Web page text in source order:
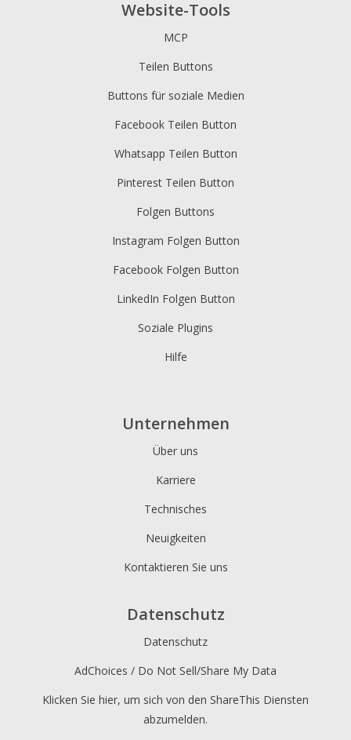
Website-Tools
MCP
Teilen Buttons
Buttons für soziale Medien
Facebook Teilen Button
Whatsapp Teilen Button
Pinterest Teilen Button
Folgen Buttons
Instagram Folgen Button
Facebook Folgen Button
LinkedIn Folgen Button
Soziale Plugins
Hilfe
Unternehmen
Über uns
Karriere
Technisches
Neuigkeiten
Kontaktieren Sie uns
Datenschutz
Datenschutz
AdChoices / Do Not Sell/Share My Data
Klicken Sie hier, um sich von den ShareThis Diensten
abzumelden.